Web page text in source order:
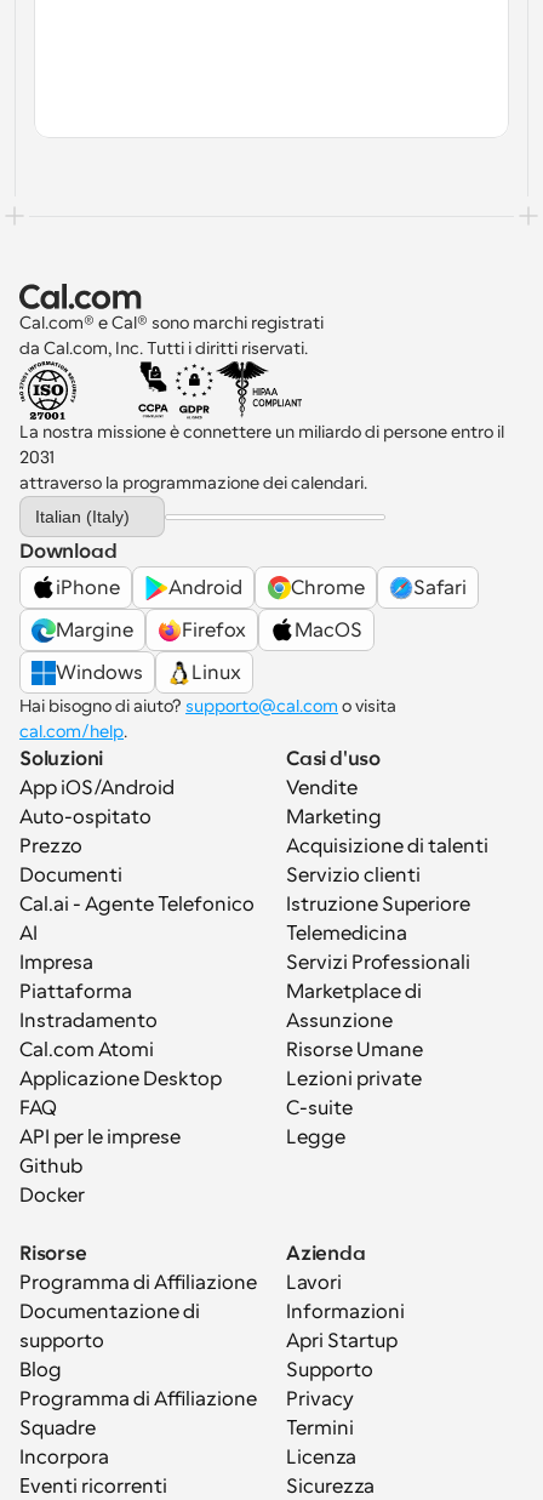
Cal.com® e Cal® sono marchi registrati
da Cal.com, Inc. Tutti i diritti riservati.
La nostra missione è connettere un miliardo di persone entro il
2031
attraverso la programmazione dei calendari.
Select Language
Italian (Italy)
Download
iPhone
Android Chrome
Safari
Margine
Firefox
MacOS
Windows
Linux
Hai bisogno di aiuto? supporto@cal.com
cal.com/help.
Soluzioni
App iOS/Android
Auto-ospitato
Prezzo
Documenti
Cal.ai - Agente Telefonico
AI
Impresa
Piattaforma
Instradamento
Cal.com Atomi
Applicazione Desktop
FAQ
API per le imprese
Github
Docker
Casi d'uso
Vendite
Marketing
Acquisizione di talenti
Servizio clienti
Istruzione Superiore
Telemedicina
Servizi Professionali
Marketplace di
Assunzione
Risorse Umane
Lezioni private
C-suite
Legge
Risorse
Programma di Affiliazione
Documentazione di
supporto
Blog
Programma di Affiliazione
Squadre
Incorpora
Eventi ricorrenti
Azienda
Lavori
Informazioni
Apri Startup
Supporto
Privacy
Termini
Licenza
Sicurezza